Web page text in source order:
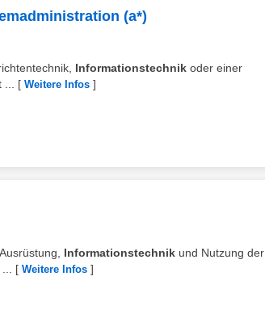
(a*)
Informationstechnik oder einer
[ Weitere Infos ]
Informationstechnik und Nutzung der
[ Weitere Infos ]